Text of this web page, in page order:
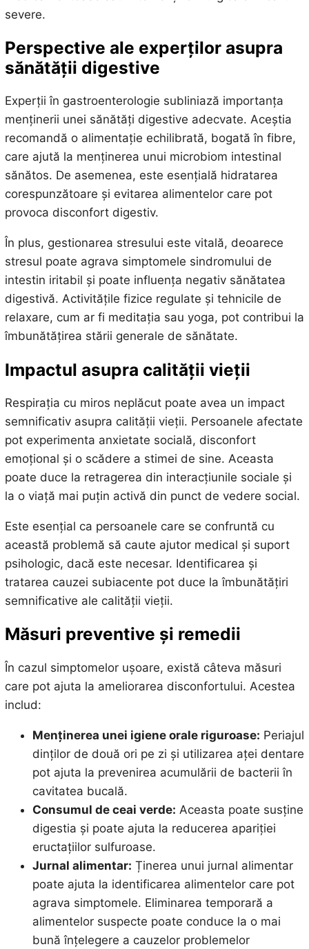
severe.
Perspective ale experților asupra
sănătății digestive
Experții în gastroenterologie subliniază importanța
menținerii unei sănătăți digestive adecvate. Aceștia
recomandă o alimentație echilibrată, bogată în fibre,
care ajută la menținerea unui microbiom intestinal
sănătos. De asemenea, este esențială hidratarea
corespunzătoare și evitarea alimentelor care pot
provoca disconfort digestiv.
În plus, gestionarea stresului este vitală, deoarece
stresul poate agrava simptomele sindromului de
intestin iritabil și poate influența negativ sănătatea
digestivă. Activitățile fizice regulate și tehnicile de
relaxare, cum ar fi meditația sau yoga, pot contribui la
îmbunătățirea stării generale de sănătate.
Impactul asupra calității vieții
Respirația cu miros neplăcut poate avea un impact
semnificativ asupra calității vieții. Persoanele afectate
pot experimenta anxietate socială, disconfort
emoțional și o scădere a stimei de sine. Aceasta
poate duce la retragerea din interacțiunile sociale și
la o viață mai puțin activă din punct de vedere social.
Este esențial ca persoanele care se confruntă cu
această problemă să caute ajutor medical și suport
psihologic, dacă este necesar. Identificarea și
tratarea cauzei subiacente pot duce la îmbunătățiri
semnificative ale calității vieții.
Măsuri preventive și remedii
În cazul simptomelor ușoare, există câteva măsuri
care pot ajuta la ameliorarea disconfortului. Acestea
includ:
Menținerea unei igiene orale riguroase: Periajul
dinților de două ori pe zi și utilizarea aței dentare
pot ajuta la prevenirea acumulării de bacterii în
cavitatea bucală.
Consumul de ceai verde: Aceasta poate susține
digestia și poate ajuta la reducerea apariției
eructațiilor sulfuroase.
Jurnal alimentar: Ținerea unui jurnal alimentar
poate ajuta la identificarea alimentelor care pot
agrava simptomele. Eliminarea temporară a
alimentelor suspecte poate conduce la o mai
bună înțelegere a cauzelor problemelor